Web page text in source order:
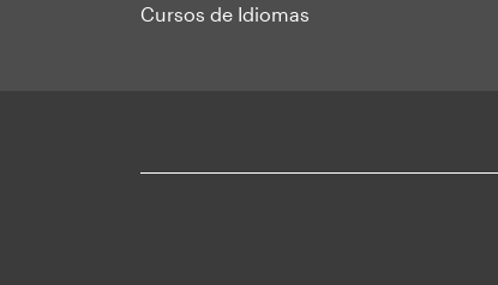
Cursos de Idiomas